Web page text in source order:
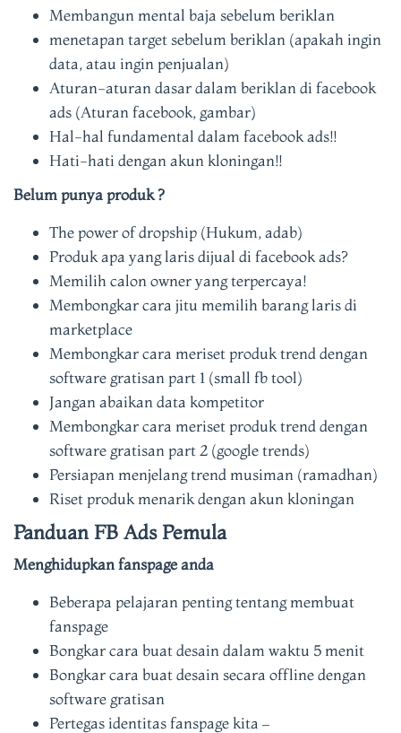
Membangun mental baja sebelum beriklan
menetapan target sebelum beriklan (apakah ingin
data, atau ingin penjualan)
Aturan-aturan dasar dalam beriklan di facebook
ads (Aturan facebook, gambar)
Hal-hal fundamental dalam facebook ads!!
Hati-hati dengan akun kloningan!!
Belum punya produk ?
The power of dropship (Hukum, adab)
Produk apa yang laris dijual di facebook ads?
Memilih calon owner yang terpercaya!
Membongkar cara jitu memilih barang laris di
marketplace
Membongkar cara meriset produk trend dengan
software gratisan part 1 (small fb tool)
Jangan abaikan data kompetitor
Membongkar cara meriset produk trend dengan
software gratisan part 2 (google trends)
Persiapan menjelang trend musiman (ramadhan)
Riset produk menarik dengan akun kloningan
Panduan FB Ads Pemula
Menghidupkan fanspage anda
Beberapa pelajaran penting tentang membuat
fanspage
Bongkar cara buat desain dalam waktu 5 menit
Bongkar cara buat desain secara offline dengan
software gratisan
Pertegas identitas fanspage kita –